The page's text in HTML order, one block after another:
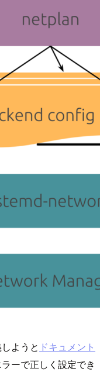
ようと ドキュメント
ーで正しく設定でき